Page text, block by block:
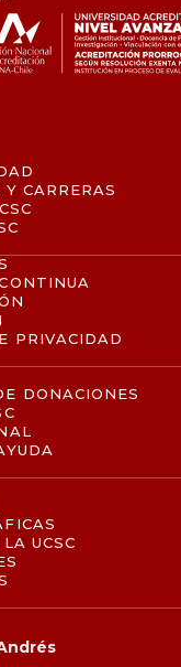
CARRERAS
PRIVACIDAD
DONACIONES
UCSC